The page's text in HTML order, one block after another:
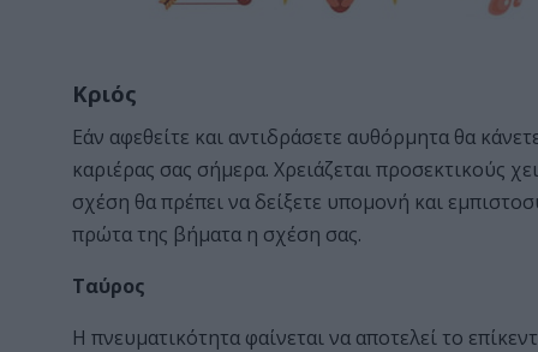
Κριός
Εάν αφεθείτε και αντιδράσετε αυθόρμητα θα
καριέρας σας σήμερα. Χρειάζεται προσεκτικούς
σχέση θα πρέπει να δείξετε υπομονή και
πρώτα της βήματα η σχέση σας.
Ταύρος
Η πνευματικότητα φαίνεται να αποτελεί το